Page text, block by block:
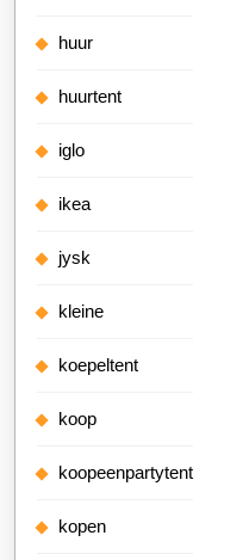
huur
huurtent
iglo
ikea
jysk
kleine
koepeltent
koop
koopeenpartytent
kopen